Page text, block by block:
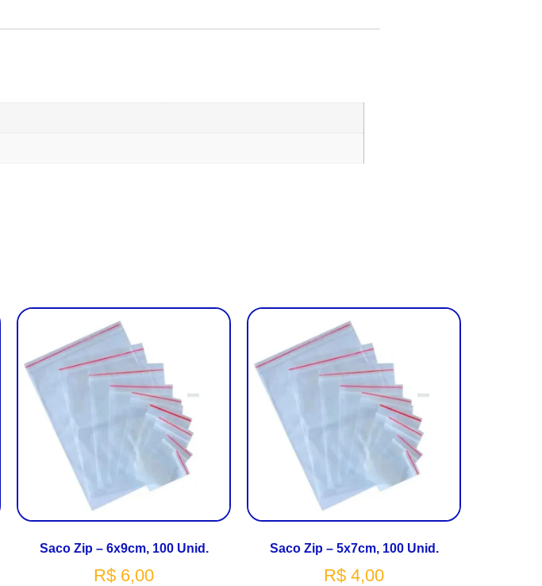
Saco Zip – 6x9cm, 100 Unid.
R$ 6,00
Saco Zip – 5x7cm, 100 Unid.
R$ 4,00